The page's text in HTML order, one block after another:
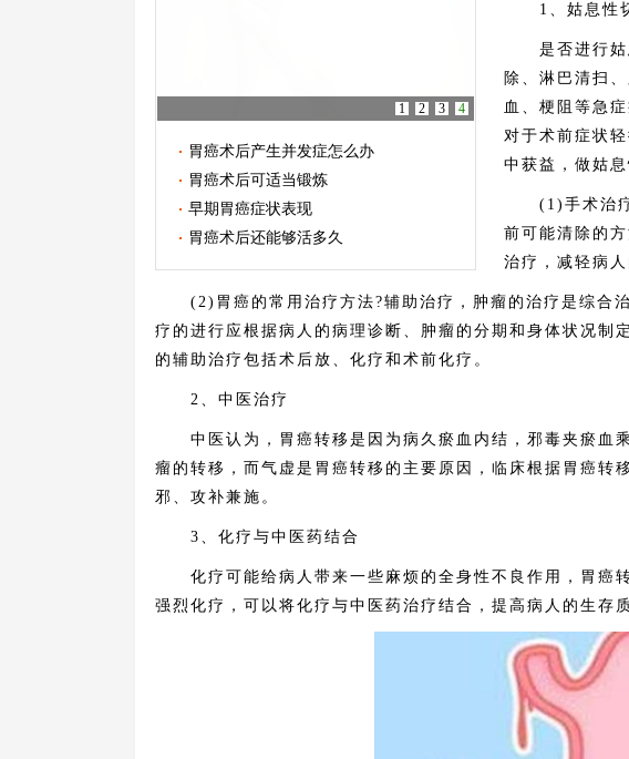
1 2 3 4
胃癌术后产生并发症怎么办
胃癌术后可适当锻炼
早期胃癌症状表现
胃癌术后还能够活多久
1、姑息性
是否进行姑息
除、淋巴清扫
血、梗阻等急
对于术前症状
中获益，做姑息
(1)手术治疗
前可能清除的
治疗，减轻病人
(2)胃癌的常用治疗方法?辅助治疗，肿瘤的治疗是综合治
疗的进行应根据病人的病理诊断、肿瘤的分期和身体状况制
的辅助治疗包括术后放、化疗和术前化疗。
2、中医治疗
中医认为，胃癌转移是因为病久瘀血内结，邪毒夹瘀血
瘤的转移，而气虚是胃癌转移的主要原因，临床根据胃癌转
邪、攻补兼施。
3、化疗与中医药结合
化疗可能给病人带来一些麻烦的全身性不良作用，胃癌
强烈化疗，可以将化疗与中医药治疗结合，提高病人的生存